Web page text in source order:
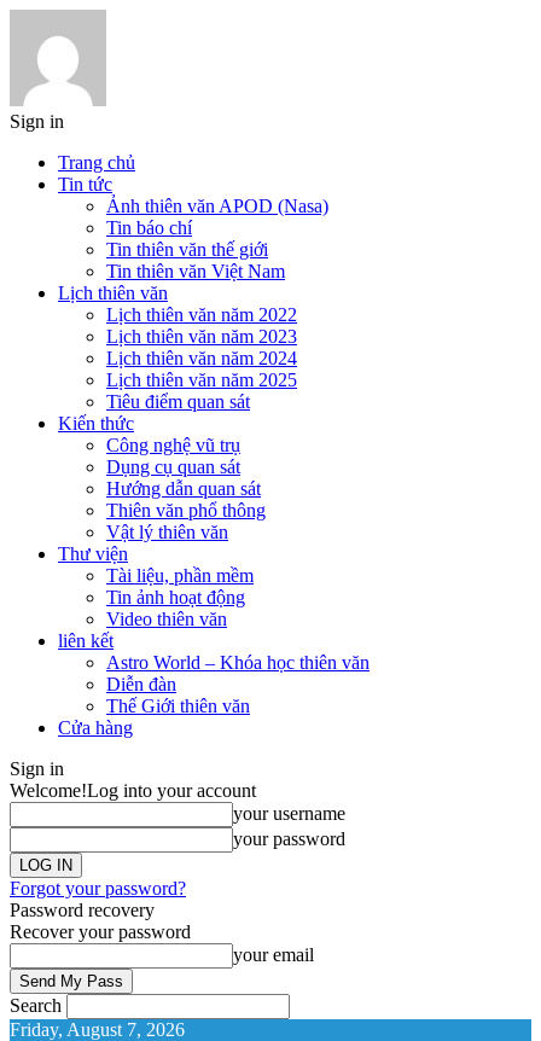
Sign in
Trang chủ
Tin tức
Ảnh thiên văn APOD (Nasa)
Tin báo chí
Tin thiên văn thế giới
Tin thiên văn Việt Nam
Lịch thiên văn
Lịch thiên văn năm 2022
Lịch thiên văn năm 2023
Lịch thiên văn năm 2024
Lịch thiên văn năm 2025
Tiêu điểm quan sát
Kiến thức
Công nghệ vũ trụ
Dụng cụ quan sát
Hướng dẫn quan sát
Thiên văn phổ thông
Vật lý thiên văn
Thư viện
Tài liệu, phần mềm
Tin ảnh hoạt động
Video thiên văn
liên kết
Astro World – Khóa học thiên văn
Diễn đàn
Thế Giới thiên văn
Cửa hàng
Sign in
Welcome!Log into your account
your username
your password
Forgot your password?
Password recovery
Recover your password
your email
Search
Friday, August 7, 2026